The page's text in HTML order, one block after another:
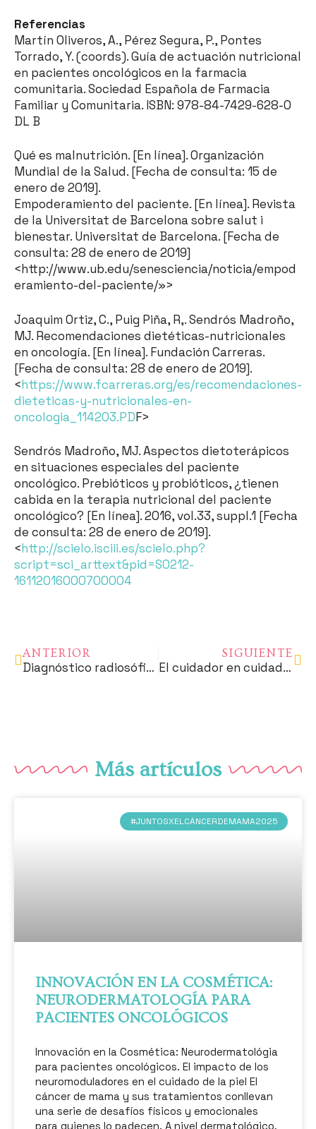
Referencias
Martín Oliveros, A., Pérez Segura, P., Pontes
Torrado, Y. (coords). Guía de actuación nutricional
en pacientes oncológicos en la farmacia
comunitaria. Sociedad Española de Farmacia
Familiar y Comunitaria. ISBN: 978-84-7429-628-0
DL B
Qué es malnutrición. [En línea]. Organización
Mundial de la Salud. [Fecha de consulta: 15 de
enero de 2019].
Empoderamiento del paciente. [En línea]. Revista
de la Universitat de Barcelona sobre salut i
bienestar. Universitat de Barcelona. [Fecha de
consulta: 28 de enero de 2019]
<http://www.ub.edu/senesciencia/noticia/empod
eramiento-del-paciente/»>
Joaquim Ortiz, C., Puig Piña, R,. Sendrós Madroño,
MJ. Recomendaciones dietéticas-nutricionales
en oncología. [En línea]. Fundación Carreras.
[Fecha de consulta: 28 de enero de 2019].
<https://www.fcarreras.org/es/recomendaciones-
dieteticas-y-nutricionales-en-
oncologia_114203.PDF>
Sendrós Madroño, MJ. Aspectos dietoterápicos
en situaciones especiales del paciente
oncológico. Prebióticos y probióticos, ¿tienen
cabida en la terapia nutricional del paciente
oncológico? [En línea]. 2016, vol.33, suppl.1 [Fecha
de consulta: 28 de enero de 2019].
<http://scielo.isciii.es/scielo.php?
script=sci_arttext&pid=S0212-
16112016000700004
ANTERIOR
Diagnóstico radiosófico del cáncer de mama
SIGUIENTE
El cuidador en cuidados paliativos y el death café: su experiencia, la docencia más valiosa
Más artículos
#JUNTOSXELCÁNCERDEMAMA2025
INNOVACIÓN EN LA COSMÉTICA:
NEURODERMATOLOGÍA PARA
PACIENTES ONCOLÓGICOS
Innovación en la Cosmética: Neurodermatológia
para pacientes oncológicos. El impacto de los
neuromoduladores en el cuidado de la piel El
cáncer de mama y sus tratamientos conllevan
una serie de desafíos físicos y emocionales
para quienes lo padecen. A nivel dermatológico,